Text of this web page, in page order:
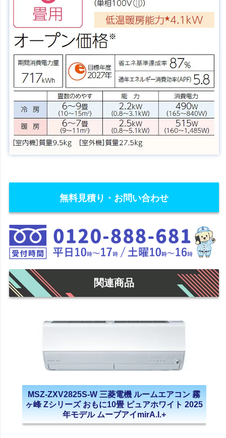
無料見積り・お問い合わせ
関連商品
MSZ-ZXV2825S-W 三菱電機 ルームエアコン 霧
ヶ峰 Zシリーズ おもに10畳 ピュアホワイト 2025
年モデル ムーブアイmirA.I.+